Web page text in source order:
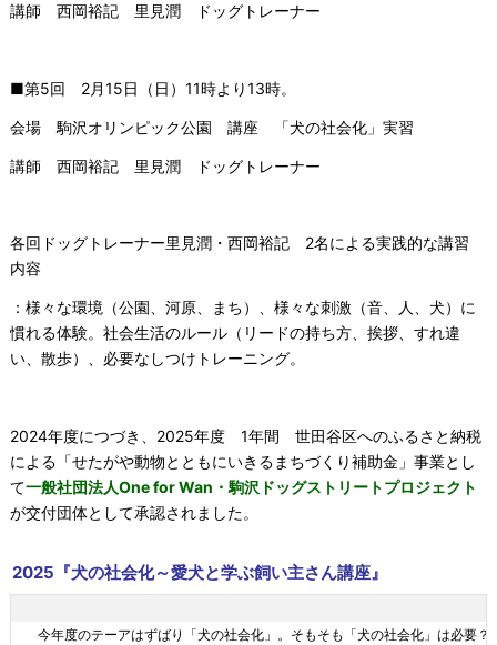
講師 西岡裕記 里見潤 ドッグトレーナー
■第5回 2月15日（日）11時より13時。
会場 駒沢オリンピック公園 講座 「犬の社会化」実習
講師 西岡裕記 里見潤 ドッグトレーナー
各回ドッグトレーナー里見潤・西岡裕記 2名による実践的な講習
内容
：様々な環境（公園、河原、まち）、様々な刺激（音、人、犬）に
慣れる体験。社会生活のルール（リードの持ち方、挨拶、すれ違
い、散歩）、必要なしつけトレーニング。
2024年度につづき、2025年度 1年間 世田谷区へのふるさと納税
による「せたがや動物とともにいきるまちづくり補助金」事業とし
て一般社団法人One for Wan・駒沢ドッグストリートプロジェクト
が交付団体として承認されました。
2025『犬の社会化～愛犬と学ぶ飼い主さん講座』
今年度のテーアはずばり「犬の社会化」。そもそも「犬の社会化」は必要